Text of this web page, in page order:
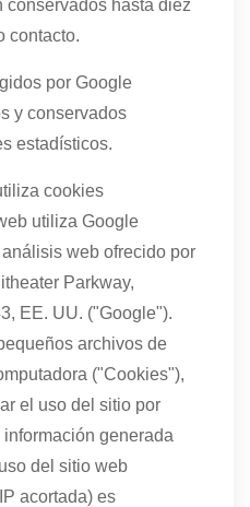
conservados hasta diez
contacto.
por Google
y conservados
estadísticos.
cookies
utiliza Google
web ofrecido por
Parkway,
EE. UU. ("Google").
archivos de
("Cookies"),
el uso del sitio por
generada
del sitio web
acortada) es